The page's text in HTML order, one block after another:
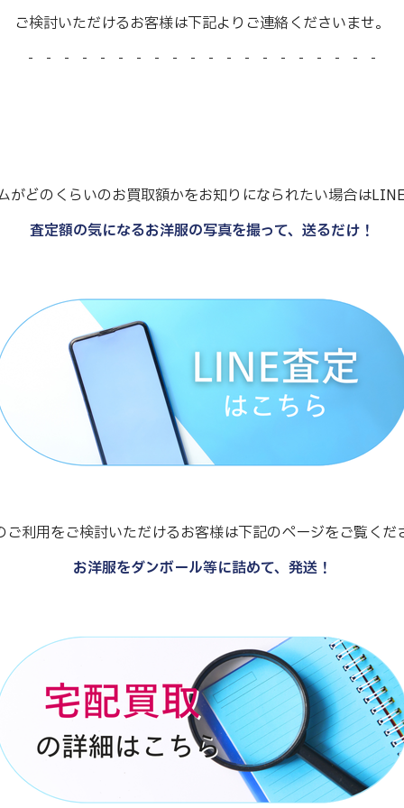
ご検討いただけるお客様は下記よりご連絡くださいませ。
- - - - - - - - - - - - - - - - - - - -
がどのくらいのお買取額かをお知りになられたい場合はLINE
査定額の気になるお洋服の写真を撮って、送るだけ！
ご利用をご検討いただけるお客様は下記のページをご覧くだ
お洋服をダンボール等に詰めて、発送！